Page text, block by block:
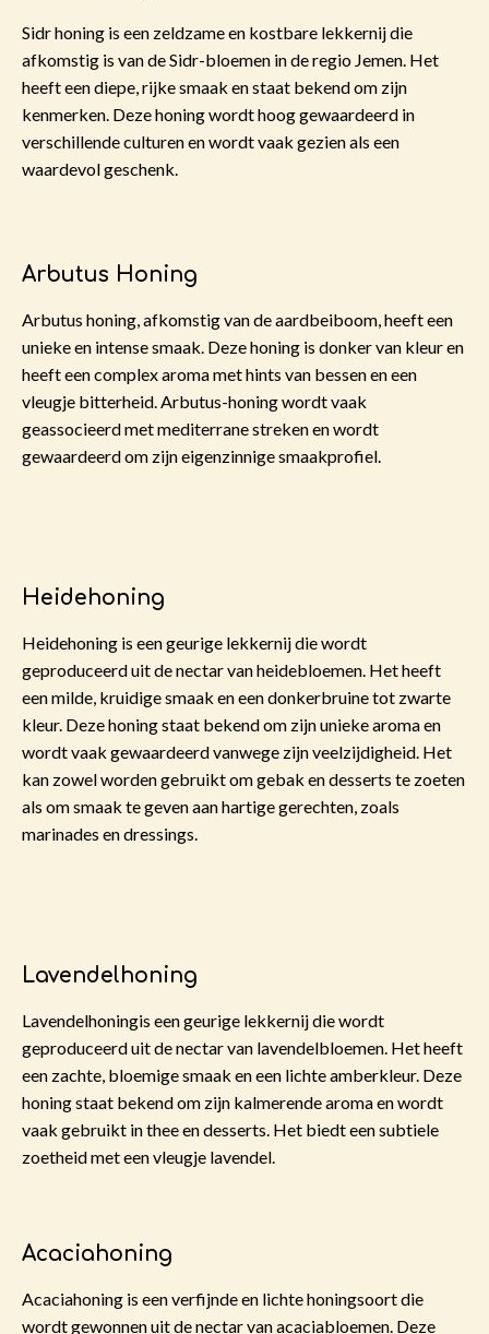
Sidr honing is een zeldzame en kostbare lekkernij die
afkomstig is van de Sidr-bloemen in de regio Jemen. Het
heeft een diepe, rijke smaak en staat bekend om zijn
kenmerken. Deze honing wordt hoog gewaardeerd in
verschillende culturen en wordt vaak gezien als een
waardevol geschenk.
Arbutus Honing
Arbutus honing, afkomstig van de aardbeiboom, heeft een
unieke en intense smaak. Deze honing is donker van kleur en
heeft een complex aroma met hints van bessen en een
vleugje bitterheid. Arbutus-honing wordt vaak
geassocieerd met mediterrane streken en wordt
gewaardeerd om zijn eigenzinnige smaakprofiel.
Heidehoning
Heidehoning is een geurige lekkernij die wordt
geproduceerd uit de nectar van heidebloemen. Het heeft
een milde, kruidige smaak en een donkerbruine tot zwarte
kleur. Deze honing staat bekend om zijn unieke aroma en
wordt vaak gewaardeerd vanwege zijn veelzijdigheid. Het
kan zowel worden gebruikt om gebak en desserts te zoeten
als om smaak te geven aan hartige gerechten, zoals
marinades en dressings.
Lavendelhoning
Lavendelhoningis een geurige lekkernij die wordt
geproduceerd uit de nectar van lavendelbloemen. Het heeft
een zachte, bloemige smaak en een lichte amberkleur. Deze
honing staat bekend om zijn kalmerende aroma en wordt
vaak gebruikt in thee en desserts. Het biedt een subtiele
zoetheid met een vleugje lavendel.
Acaciahoning
Acaciahoning is een verfijnde en lichte honingsoort die
wordt gewonnen uit de nectar van acaciabloemen. Deze